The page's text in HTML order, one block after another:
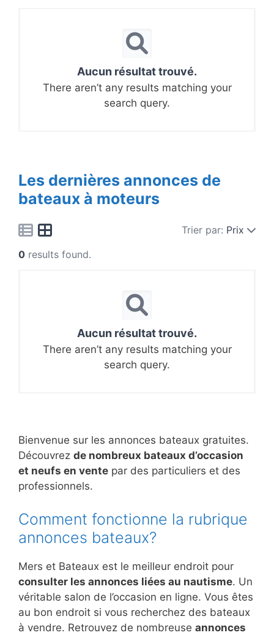
Aucun résultat trouvé.
There aren’t any results matching your
search query.
Les dernières annonces de
bateaux à moteurs
Trier par: Prix
0 results found.
Aucun résultat trouvé.
There aren’t any results matching your
search query.
Bienvenue sur les annonces bateaux gratuites.
Découvrez de nombreux bateaux d’occasion
et neufs en vente par des particuliers et des
professionnels.
Comment fonctionne la rubrique
annonces bateaux?
Mers et Bateaux est le meilleur endroit pour
consulter les annonces liées au nautisme. Un
véritable salon de l’occasion en ligne. Vous êtes
au bon endroit si vous recherchez des bateaux
à vendre. Retrouvez de nombreuse annonces